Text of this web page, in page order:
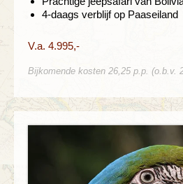
4-daags verblijf op Paaseiland
V.a. 4.995,-
Bijkomende kosten 26,25 p.p. (o.b.v.